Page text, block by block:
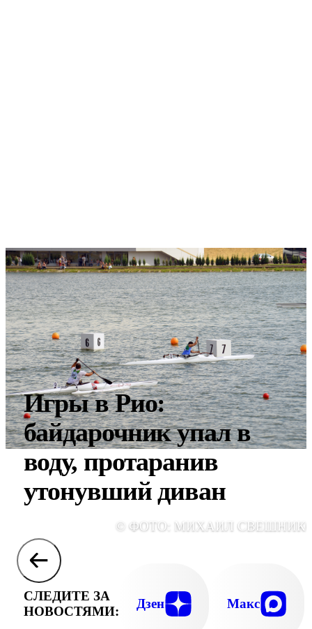
Игры в Рио:
байдарочник упал в
воду, протаранив
утонувший диван
© ФОТО: МИХАИЛ
СЛЕДИТЕ ЗА
НОВОСТЯМИ:
Дзен Макс